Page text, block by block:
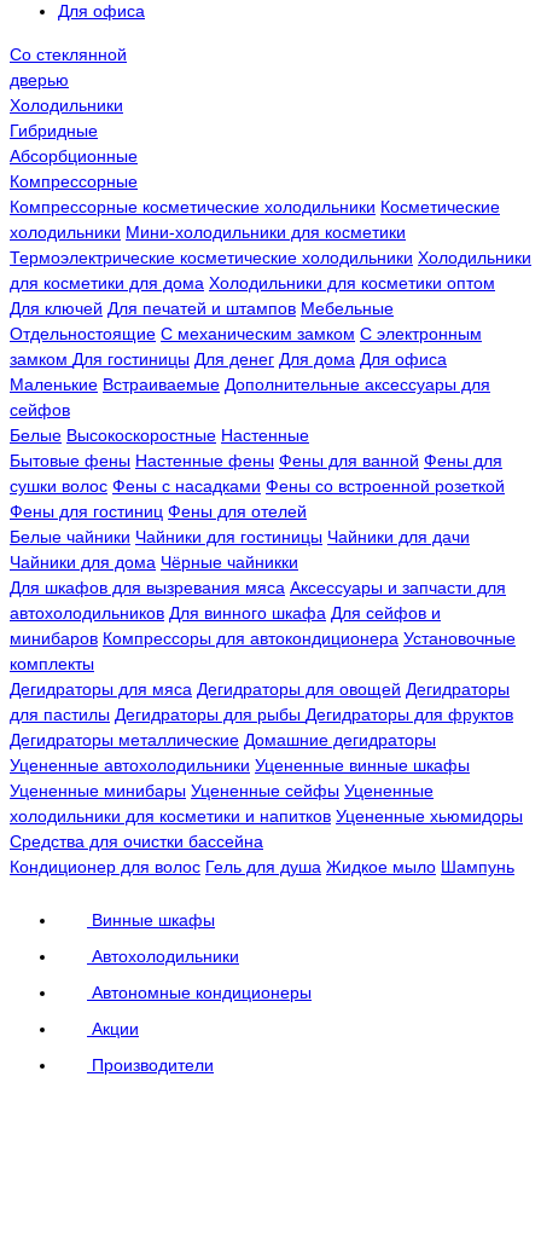
Для офиса
Со стеклянной
дверью
Холодильники
Гибридные
Абсорбционные
Компрессорные
Компрессорные косметические холодильники Косметические
холодильники Мини-холодильники для косметики
Термоэлектрические косметические холодильники Холодильники
для косметики для дома Холодильники для косметики оптом
Для ключей Для печатей и штампов Мебельные
Отдельностоящие С механическим замком С электронным
замком Для гостиницы Для денег Для дома Для офиса
Маленькие Встраиваемые Дополнительные аксессуары для
сейфов
Белые Высокоскоростные Настенные
Бытовые фены Настенные фены Фены для ванной Фены для
сушки волос Фены с насадками Фены со встроенной розеткой
Фены для гостиниц Фены для отелей
Белые чайники Чайники для гостиницы Чайники для дачи
Чайники для дома Чёрные чайникки
Для шкафов для вызревания мяса Аксессуары и запчасти для
автохолодильников Для винного шкафа Для сейфов и
минибаров Компрессоры для автокондиционера Установочные
комплекты
Дегидраторы для мяса Дегидраторы для овощей Дегидраторы
для пастилы Дегидраторы для рыбы Дегидраторы для фруктов
Дегидраторы металлические Домашние дегидраторы
Уцененные автохолодильники Уцененные винные шкафы
Уцененные минибары Уцененные сейфы Уцененные
холодильники для косметики и напитков Уцененные хьюмидоры
Средства для очистки бассейна
Кондиционер для волос Гель для душа Жидкое мыло Шампунь
Винные шкафы
Автохолодильники
Автономные кондиционеры
Акции
Производители